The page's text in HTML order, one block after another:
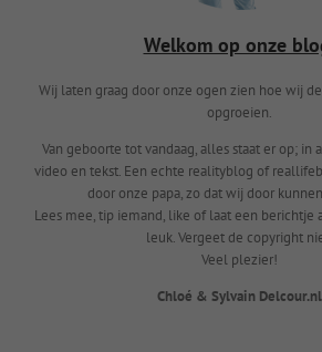
Welkom op onze
Wij laten graag door onze ogen zien hoe wij
opgroeien.
Van geboorte tot vandaag, alles staat er op; in
video en tekst. Een echte realityblog of
door onze papa, zo dat wij door
Lees mee, tip iemand, like of laat een berichtje
leuk. Vergeet de copyright
Veel plezier!
Chloé & Sylvain Delcour.nl